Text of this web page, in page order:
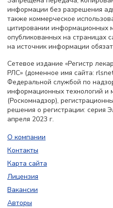
информации без разрешения
также коммерческое
цитировании информационных
опубликованных на страницах
на источник информации
Сетевое издание «Регистр
РЛС» (доменное имя сайта:
Федеральной службой по
информационных технологий и
(Роскомнадзор),
решения о регистрации:
апреля 2023 г.
О компании
Контакты
Карта сайта
Лицензия
Вакансии
Авторы